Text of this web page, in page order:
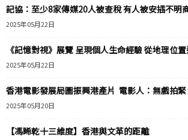
記協：至少8家傳媒20人被查稅 有人被安插不明
2025年05月22日
《記憶對視》展覽 呈現個人生命經驗 從地理位
2025年05月22日
香港電影發展局圖振興港產片 電影人：無戲拍緊
2025年05月20日
【馮睎乾十三維度】香港與文革的距離